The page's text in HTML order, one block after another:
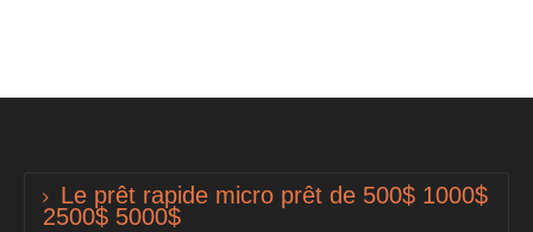
Le prêt rapide micro prêt de 500$ 1000$
2500$ 5000$